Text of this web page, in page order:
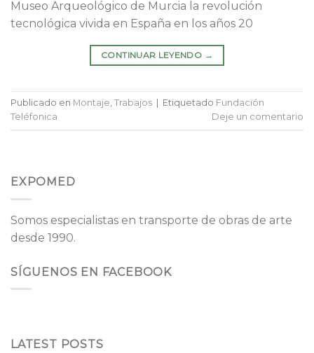
Museo Arqueológico de Murcia la revolución
tecnológica vivida en España en los años 20
CONTINUAR LEYENDO →
Publicado en Montaje, Trabajos Etiquetado Fundación
Teléfonica
Deje un comentario
EXPOMED
Somos especialistas en transporte de obras de arte
desde 1990.
SÍGUENOS EN FACEBOOK
LATEST POSTS